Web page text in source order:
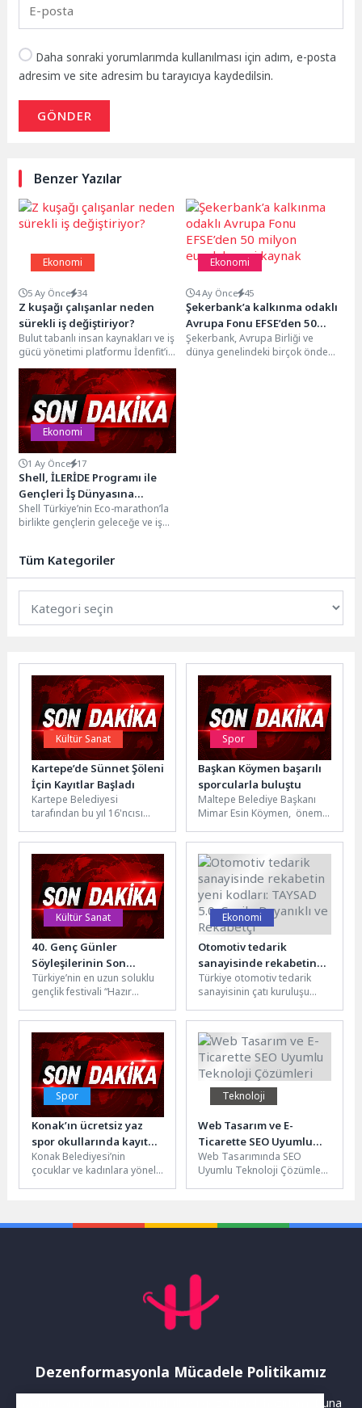
Daha sonraki yorumlarımda kullanılması için adım, e-posta
adresim ve site adresim bu tarayıcıya kaydedilsin.
GÖNDER
Benzer Yazılar
Ekonomi
5 Ay Önce 34
Z kuşağı çalışanlar neden
sürekli iş değiştiriyor?
Bulut tabanlı insan kaynakları ve iş
gücü yönetimi platformu İdenfit’in
hazırladığı Kuşak Analiz Raporu’na
göre, X...
Ekonomi
4 Ay Önce 45
Şekerbank’a kalkınma odaklı
Avrupa Fonu EFSE’den 50
milyon euroluk yeni kaynak
Şekerbank, Avrupa Birliği ve
dünya genelindeki birçok önde
Ekonomi
1 Ay Önce 17
Shell, İLERİDE Programı ile
Gençleri İş Dünyasına
Hazırlamaya Devam Ediyor
Shell Türkiye’nin Eco-marathon’la
birlikte gençlerin geleceğe ve iş
sosyal...
Tüm Kategoriler
Kültür Sanat
Kartepe’de Sünnet Şöleni
İçin Kayıtlar Başladı
Kartepe Belediyesi
tarafından bu yıl 16'ncısı
Geleneksel Sünnet Şöleni
için başvurular başladı.
Çocuklarını...
Spor
Başkan Köymen başarılı
sporcularla buluştu
Maltepe Belediye Başkanı
Mimar Esin Köymen, önemli
Maltepeli sporcularla bir
araya geldi....
Kültür Sanat
40. Genç Günler
Söyleşilerinin Son
Konuğu Emin Çapa Oldu
Türkiye’nin en uzun soluklu
gençlik festivali “Hazır
düzenlenen 40. Genç Günler
söyleşi, atölye...
Ekonomi
Otomotiv tedarik
sanayisinde rekabetin
yeni kodları: TAYSAD 5.0:
Çevik, Dayanıklı ve
Rekabetçi
Türkiye otomotiv tedarik
sanayisinin çatı kuruluşu
Sanayicileri Derneği’nin
47’nci Olağan Genel Kurul...
Spor
Konak’ın ücretsiz yaz
spor okullarında kayıt
dönemi başladı
Konak Belediyesi’nin
çocuklar ve kadınlara yönelik
Teknoloji
Web Tasarım ve E-
Ticarette SEO Uyumlu
Teknoloji Çözümleri
Web Tasarımında SEO
Uyumlu Teknoloji Çözümleri
Dezenformasyonla Mücadele Politikamız
Yayınlanan haberler doğruluk ilkesi gözetilerek hazırlanır. Buna